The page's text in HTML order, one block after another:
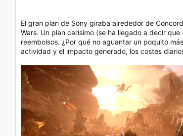
El gran plan de Sony giraba alrededor de
Wars. Un plan carísimo (se ha llegado a decir
reembolsos. ¿Por qué no aguantar un poquito
actividad y el impacto generado, los costes